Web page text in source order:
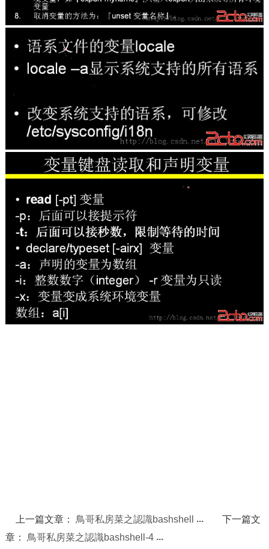
上一篇文章： 鳥哥私房菜之認識bashshell
下一篇文
章： 鳥哥私房菜之認識bashshell-4